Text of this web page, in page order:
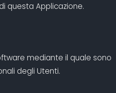
questa Applicazione.
mediante il quale sono
degli Utenti.